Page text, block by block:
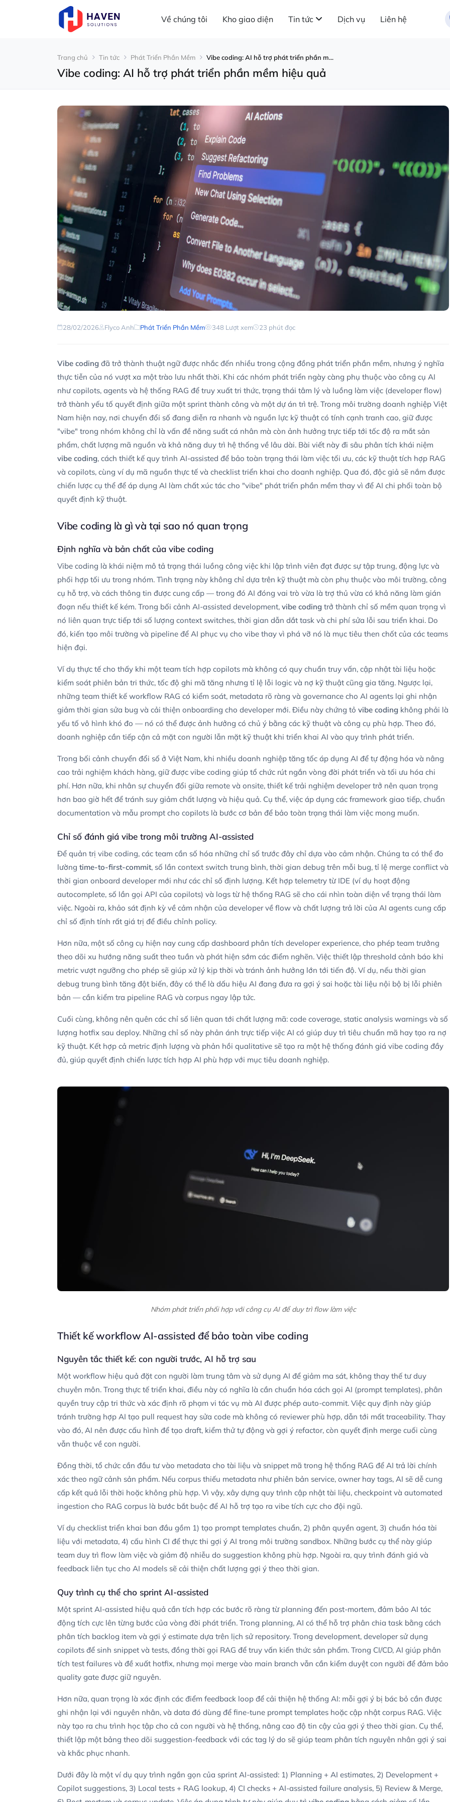
Về chúng tôi Kho giao diện Tin tức Dịch vụ Liên hệ
Trang chủ Tin tức Phát Triển Phần Mềm Vibe coding: AI hỗ trợ phát triển phần m...
Vibe coding: AI hỗ trợ phát triển phần mềm hiệu quả
28/02/2026 Flyco Anh Phát Triển Phần Mềm 348 Lượt xem 23 phút đọc
Vibe coding đã trở thành thuật ngữ được nhắc đến nhiều trong cộng đồng phát triển phần mềm, nhưng ý nghĩa
thực tiễn của nó vượt xa một trào lưu nhất thời. Khi các nhóm phát triển ngày càng phụ thuộc vào công cụ AI
như copilots, agents và hệ thống RAG để truy xuất tri thức, trạng thái tâm lý và luồng làm việc (developer flow)
trở thành yếu tố quyết định giữa một sprint thành công và một dự án trì trệ. Trong môi trường doanh nghiệp Việt
Nam hiện nay, nơi chuyển đổi số đang diễn ra nhanh và nguồn lực kỹ thuật có tính cạnh tranh cao, giữ được
"vibe" trong nhóm không chỉ là vấn đề năng suất cá nhân mà còn ảnh hưởng trực tiếp tới tốc độ ra mắt sản
phẩm, chất lượng mã nguồn và khả năng duy trì hệ thống về lâu dài. Bài viết này đi sâu phân tích khái niệm
vibe coding, cách thiết kế quy trình AI-assisted để bảo toàn trạng thái làm việc tối ưu, các kỹ thuật tích hợp RAG
và copilots, cùng ví dụ mã nguồn thực tế và checklist triển khai cho doanh nghiệp. Qua đó, độc giả sẽ nắm được
chiến lược cụ thể để áp dụng AI làm chất xúc tác cho "vibe" phát triển phần mềm thay vì để AI chi phối toàn bộ
quyết định kỹ thuật.
Vibe coding là gì và tại sao nó quan trọng
Định nghĩa và bản chất của vibe coding
Vibe coding là khái niệm mô tả trạng thái luồng công việc khi lập trình viên đạt được sự tập trung, động lực và
phối hợp tối ưu trong nhóm. Tình trạng này không chỉ dựa trên kỹ thuật mà còn phụ thuộc vào môi trường, công
cụ hỗ trợ, và cách thông tin được cung cấp — trong đó AI đóng vai trò vừa là trợ thủ vừa có khả năng làm gián
đoạn nếu thiết kế kém. Trong bối cảnh AI-assisted development, vibe coding trở thành chỉ số mềm quan trọng vì
nó liên quan trực tiếp tới số lượng context switches, thời gian dẫn dắt task và chi phí sửa lỗi sau triển khai. Do
đó, kiến tạo môi trường và pipeline để AI phục vụ cho vibe thay vì phá vỡ nó là mục tiêu then chốt của các teams
hiện đại.
Ví dụ thực tế cho thấy khi một team tích hợp copilots mà không có quy chuẩn truy vấn, cập nhật tài liệu hoặc
kiểm soát phiên bản tri thức, tốc độ ghi mã tăng nhưng tỉ lệ lỗi logic và nợ kỹ thuật cũng gia tăng. Ngược lại,
những team thiết kế workflow RAG có kiểm soát, metadata rõ ràng và governance cho AI agents lại ghi nhận
giảm thời gian sửa bug và cải thiện onboarding cho developer mới. Điều này chứng tỏ vibe coding không phải là
yếu tố vô hình khó đo — nó có thể được ảnh hưởng có chủ ý bằng các kỹ thuật và công cụ phù hợp. Theo đó,
doanh nghiệp cần tiếp cận cả mặt con người lẫn mặt kỹ thuật khi triển khai AI vào quy trình phát triển.
Trong bối cảnh chuyển đổi số ở Việt Nam, khi nhiều doanh nghiệp tăng tốc áp dụng AI để tự động hóa và nâng
cao trải nghiệm khách hàng, giữ được vibe coding giúp tổ chức rút ngắn vòng đời phát triển và tối ưu hóa chi
phí. Hơn nữa, khi nhân sự chuyển đổi giữa remote và onsite, thiết kế trải nghiệm developer trở nên quan trọng
hơn bao giờ hết để tránh suy giảm chất lượng và hiệu quả. Cụ thể, việc áp dụng các framework giao tiếp, chuẩn
documentation và mẫu prompt cho copilots là bước cơ bản để bảo toàn trạng thái làm việc mong muốn.
Chỉ số đánh giá vibe trong môi trường AI-assisted
Để quản trị vibe coding, các team cần số hóa những chỉ số trước đây chỉ dựa vào cảm nhận. Chúng ta có thể đo
lường time-to-first-commit, số lần context switch trung bình, thời gian debug trên mỗi bug, tỉ lệ merge conflict và
thời gian onboard developer mới như các chỉ số định lượng. Kết hợp telemetry từ IDE (ví dụ hoạt động
autocomplete, số lần gọi API của copilots) và logs từ hệ thống RAG sẽ cho cái nhìn toàn diện về trạng thái làm
việc. Ngoài ra, khảo sát định kỳ về cảm nhận của developer về flow và chất lượng trả lời của AI agents cung cấp
chỉ số định tính rất giá trị để điều chỉnh policy.
Hơn nữa, một số công cụ hiện nay cung cấp dashboard phân tích developer experience, cho phép team trưởng
theo dõi xu hướng năng suất theo tuần và phát hiện sớm các điểm nghẽn. Việc thiết lập threshold cảnh báo khi
metric vượt ngưỡng cho phép sẽ giúp xử lý kịp thời và tránh ảnh hưởng lớn tới tiến độ. Ví dụ, nếu thời gian
debug trung bình tăng đột biến, đây có thể là dấu hiệu AI đang đưa ra gợi ý sai hoặc tài liệu nội bộ bị lỗi phiên
bản — cần kiểm tra pipeline RAG và corpus ngay lập tức.
Cuối cùng, không nên quên các chỉ số liên quan tới chất lượng mã: code coverage, static analysis warnings và số
lượng hotfix sau deploy. Những chỉ số này phản ánh trực tiếp việc AI có giúp duy trì tiêu chuẩn mã hay tạo ra nợ
kỹ thuật. Kết hợp cả metric định lượng và phản hồi qualitative sẽ tạo ra một hệ thống đánh giá vibe coding đầy
đủ, giúp quyết định chiến lược tích hợp AI phù hợp với mục tiêu doanh nghiệp.
Nhóm phát triển phối hợp với công cụ AI để duy trì flow làm việc
Thiết kế workflow AI-assisted để bảo toàn vibe coding
Nguyên tắc thiết kế: con người trước, AI hỗ trợ sau
Một workflow hiệu quả đặt con người làm trung tâm và sử dụng AI để giảm ma sát, không thay thế tư duy
chuyên môn. Trong thực tế triển khai, điều này có nghĩa là cần chuẩn hóa cách gọi AI (prompt templates), phân
quyền truy cập tri thức và xác định rõ phạm vi tác vụ mà AI được phép auto-commit. Việc quy định này giúp
tránh trường hợp AI tạo pull request hay sửa code mà không có reviewer phù hợp, dẫn tới mất traceability. Thay
vào đó, AI nên được cấu hình để tạo draft, kiểm thử tự động và gợi ý refactor, còn quyết định merge cuối cùng
vẫn thuộc về con người.
Đồng thời, tổ chức cần đầu tư vào metadata cho tài liệu và snippet mã trong hệ thống RAG để AI trả lời chính
xác theo ngữ cảnh sản phẩm. Nếu corpus thiếu metadata như phiên bản service, owner hay tags, AI sẽ dễ cung
cấp kết quả lỗi thời hoặc không phù hợp. Vì vậy, xây dựng quy trình cập nhật tài liệu, checkpoint và automated
ingestion cho RAG corpus là bước bắt buộc để AI hỗ trợ tạo ra vibe tích cực cho đội ngũ.
Ví dụ checklist triển khai ban đầu gồm 1) tạo prompt templates chuẩn, 2) phân quyền agent, 3) chuẩn hóa tài
liệu với metadata, 4) cấu hình CI để thực thi gợi ý AI trong môi trường sandbox. Những bước cụ thể này giúp
team duy trì flow làm việc và giảm độ nhiễu do suggestion không phù hợp. Ngoài ra, quy trình đánh giá và
feedback liên tục cho AI models sẽ cải thiện chất lượng gợi ý theo thời gian.
Quy trình cụ thể cho sprint AI-assisted
Một sprint AI-assisted hiệu quả cần tích hợp các bước rõ ràng từ planning đến post-mortem, đảm bảo AI tác
động tích cực lên từng bước của vòng đời phát triển. Trong planning, AI có thể hỗ trợ phân chia task bằng cách
phân tích backlog item và gợi ý estimate dựa trên lịch sử repository. Trong development, developer sử dụng
copilots để sinh snippet và tests, đồng thời gọi RAG để truy vấn kiến thức sản phẩm. Trong CI/CD, AI giúp phân
tích test failures và đề xuất hotfix, nhưng mọi merge vào main branch vẫn cần kiểm duyệt con người để đảm bảo
quality gate được giữ nguyên.
Hơn nữa, quan trọng là xác định các điểm feedback loop để cải thiện hệ thống AI: mỗi gợi ý bị bác bỏ cần được
ghi nhận lại với nguyên nhân, và data đó dùng để fine-tune prompt templates hoặc cập nhật corpus RAG. Việc
này tạo ra chu trình học tập cho cả con người và hệ thống, nâng cao độ tin cậy của gợi ý theo thời gian. Cụ thể,
thiết lập một bảng theo dõi suggestion-feedback với các tag lý do sẽ giúp team phân tích nguyên nhân gợi ý sai
và khắc phục nhanh.
Dưới đây là một ví dụ quy trình ngắn gọn của sprint AI-assisted: 1) Planning + AI estimates, 2) Development +
Copilot suggestions, 3) Local tests + RAG lookup, 4) CI checks + AI-assisted failure analysis, 5) Review & Merge,